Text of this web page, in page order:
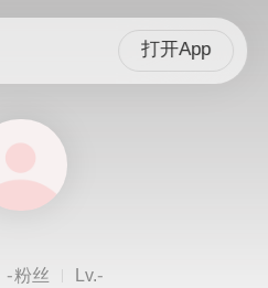
打开App
-粉丝 Lv.-